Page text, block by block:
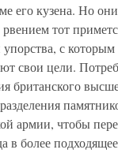
его кузена. Но
тот
с
свои цели.
британского
армии, чтобы
в более